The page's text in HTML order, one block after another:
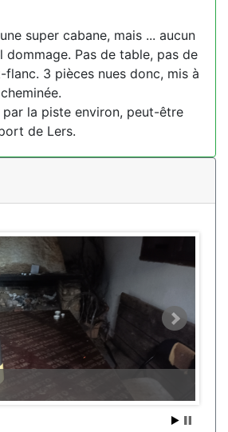
super cabane, mais ... aucun
dommage. Pas de table, pas de
flanc. 3 pièces nues donc, mis à
par la piste environ, peut-être
de Lers.